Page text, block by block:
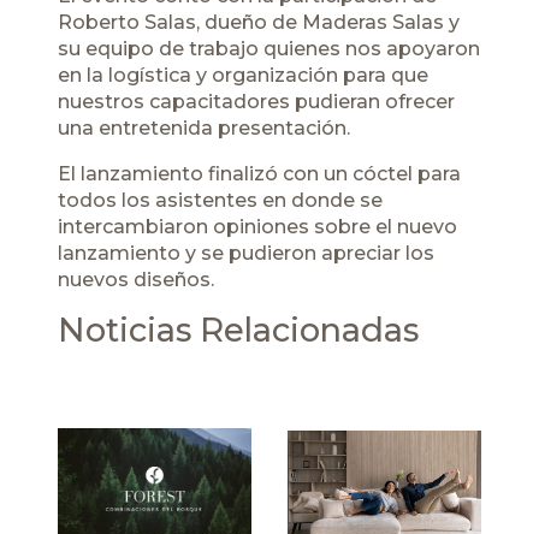
Roberto Salas, dueño de Maderas Salas y
su equipo de trabajo quienes nos apoyaron
en la logística y organización para que
nuestros capacitadores pudieran ofrecer
una entretenida presentación.
El lanzamiento finalizó con un cóctel para
todos los asistentes en donde se
intercambiaron opiniones sobre el nuevo
lanzamiento y se pudieron apreciar los
nuevos diseños.
Noticias Relacionadas